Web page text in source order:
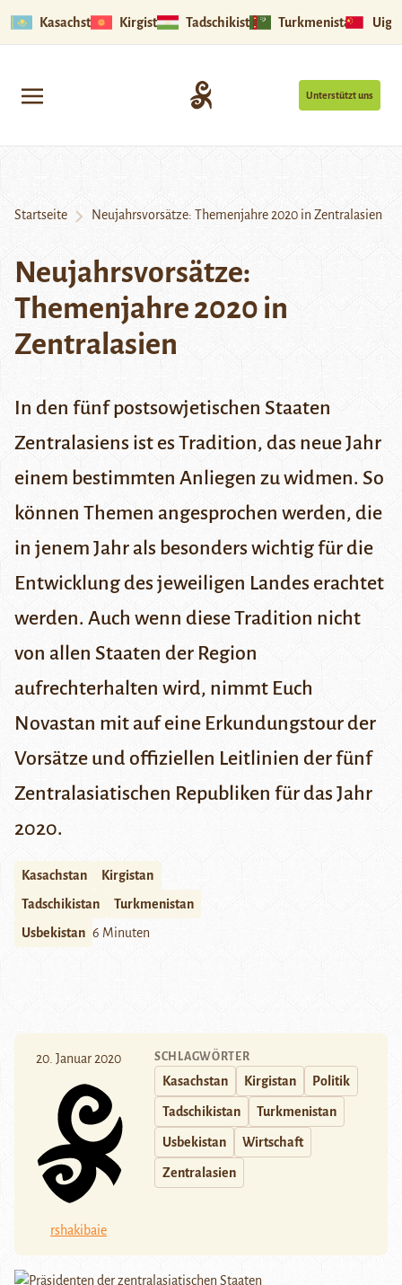
Kasachstan Kirgistan Tadschikistan Turkmenistan
Unterstützt uns
Startseite Neujahrsvorsätze: Themenjahre 2020 in Zentralasien
Neujahrsvorsätze:
Themenjahre 2020 in
Zentralasien
In den fünf postsowjetischen Staaten
Zentralasiens ist es Tradition, das neue Jahr
einem bestimmten Anliegen zu widmen. So
können Themen angesprochen werden, die
in jenem Jahr als besonders wichtig für die
Entwicklung des jeweiligen Landes erachtet
werden. Auch wenn diese Tradition nicht
von allen Staaten der Region
aufrechterhalten wird, nimmt Euch
Novastan mit auf eine Erkundungstour der
Vorsätze und offiziellen Leitlinien der fünf
Zentralasiatischen Republiken für das Jahr
2020.
Kasachstan
Kirgistan
Tadschikistan
Turkmenistan
Usbekistan 6 Minuten
20. Januar 2020
rshakibaie
SCHLAGWÖRTER
Kasachstan Kirgistan Politik
Tadschikistan Turkmenistan
Usbekistan Wirtschaft
Zentralasien